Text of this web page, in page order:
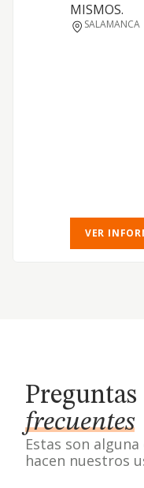
MISMOS.
SALAMANCA
VER
Preguntas
frecuentes
Estas son
hacen nuestros